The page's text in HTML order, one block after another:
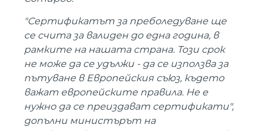
"Сертификатът за преболедуване ще
се счита за валиден до една година, в
рамките на нашата страна. Този срок
не може да се удължи - да се използва за
пътуване в Европейския съюз, където
важат европейските правила. Не е
нужно да се преиздават сертификати",
допълни министърът на